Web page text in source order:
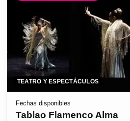
TEATRO Y ESPECTÁCULOS
Fechas disponibles
Tablao Flamenco Alma